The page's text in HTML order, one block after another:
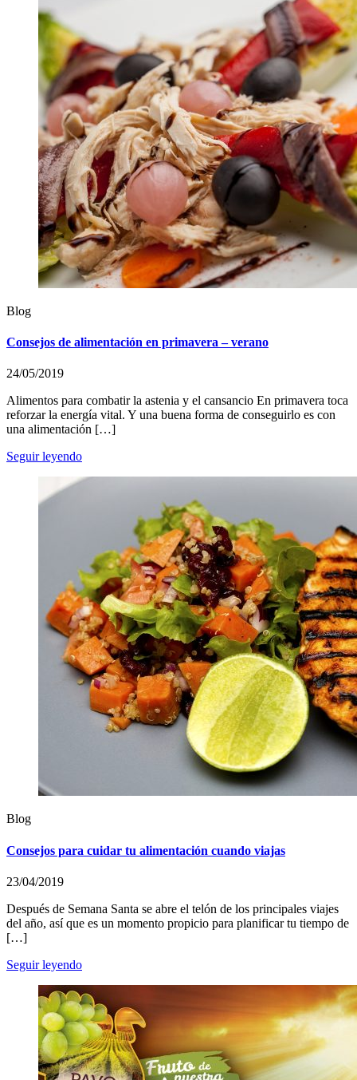
Blog
Consejos de alimentación en primavera – verano
24/05/2019
Alimentos para combatir la astenia y el cansancio En primavera toca
reforzar la energía vital. Y una buena forma de conseguirlo es con
una alimentación […]
Seguir leyendo
Blog
Consejos para cuidar tu alimentación cuando viajas
23/04/2019
Después de Semana Santa se abre el telón de los principales viajes
del año, así que es un momento propicio para planificar tu tiempo de
[…]
Seguir leyendo